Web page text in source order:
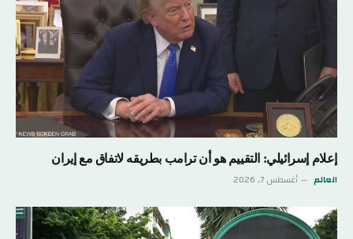
إعلام إسرائيلي: التقييم هو أن ترامب بطريقه لاتفاق مع إيران
العالم أغسطس 7, 2026